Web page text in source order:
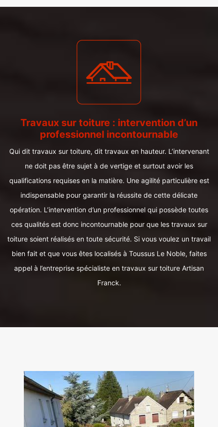
Travaux sur toiture : intervention d’un
professionnel incontournable
Qui dit travaux sur toiture, dit travaux en hauteur. L’intervenant
ne doit pas être sujet à de vertige et surtout avoir les
qualifications requises en la matière. Une agilité particulière est
indispensable pour garantir la réussite de cette délicate
opération. L’intervention d’un professionnel qui possède toutes
ces qualités est donc incontournable pour que les travaux sur
toiture soient réalisés en toute sécurité. Si vous voulez un travail
bien fait et que vous êtes localisés à Toussus Le Noble, faites
appel à l’entreprise spécialiste en travaux sur toiture Artisan
Franck.